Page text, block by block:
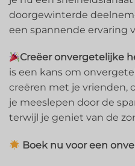
doorgewinterde
een spannende ervaring
Creëer onvergetelijke
is een kans om
creëren met je vrienden,
je meeslepen door de
terwijl je geniet van de
Boek nu voor een